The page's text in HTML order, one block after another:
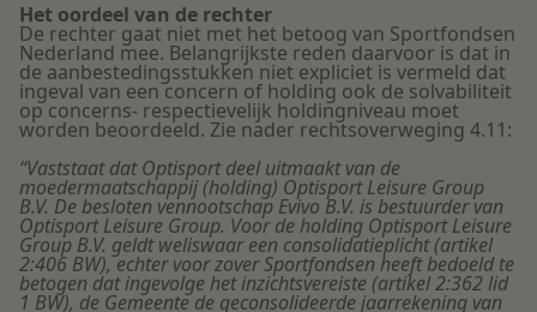
Het oordeel van de rechter
De rechter gaat niet met het betoog van Sportfondsen
Nederland mee. Belangrijkste reden daarvoor is dat in
de aanbestedingsstukken niet expliciet is vermeld dat
ingeval van een concern of holding ook de solvabiliteit
op concerns- respectievelijk holdingniveau moet
worden beoordeeld. Zie nader rechtsoverweging 4.11:
“Vaststaat dat Optisport deel uitmaakt van de
moedermaatschappij (holding) Optisport Leisure Group
B.V. De besloten vennootschap Evivo B.V. is bestuurder van
Optisport Leisure Group. Voor de holding Optisport Leisure
Group B.V. geldt weliswaar een consolidatieplicht (artikel
2:406 BW), echter voor zover Sportfondsen heeft bedoeld te
betogen dat ingevolge het inzichtsvereiste (artikel 2:362 lid
1 BW), de Gemeente de geconsolideerde jaarrekening van